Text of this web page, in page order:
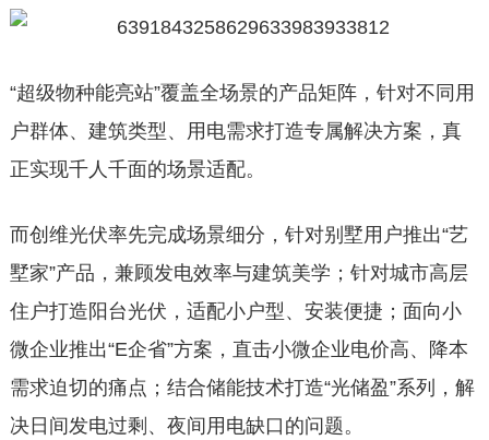
“超级物种能亮站”覆盖全场景的产品矩阵，针对不同用
户群体、建筑类型、用电需求打造专属解决方案，真
正实现千人千面的场景适配。
而创维光伏率先完成场景细分，针对别墅用户推出“艺
墅家”产品，兼顾发电效率与建筑美学；针对城市高层
住户打造阳台光伏，适配小户型、安装便捷；面向小
微企业推出“E企省”方案，直击小微企业电价高、降本
需求迫切的痛点；结合储能技术打造“光储盈”系列，解
决日间发电过剩、夜间用电缺口的问题。